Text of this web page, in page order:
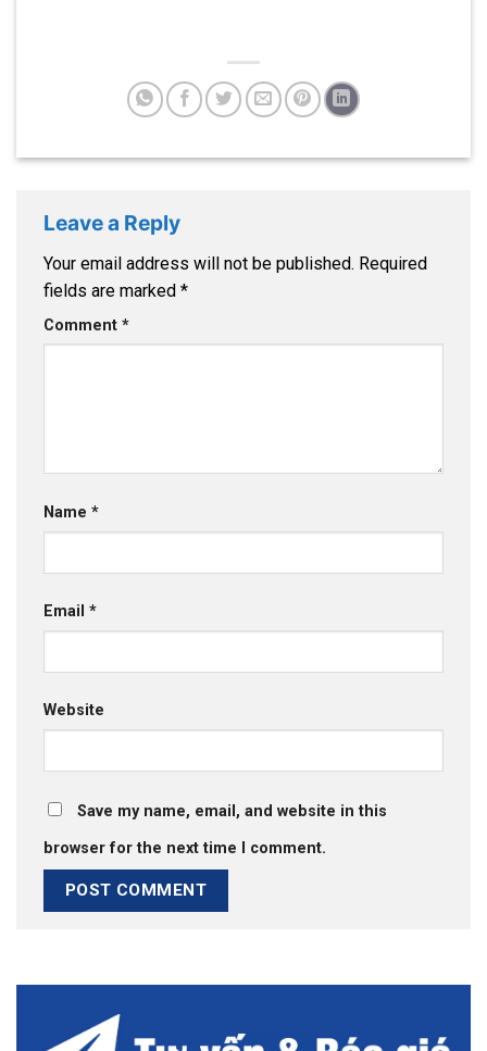
Leave a Reply
Your email address will not be published. Required
fields are marked *
Comment *
Name *
Email *
Website
Save my name, email, and website in this
browser for the next time I comment.